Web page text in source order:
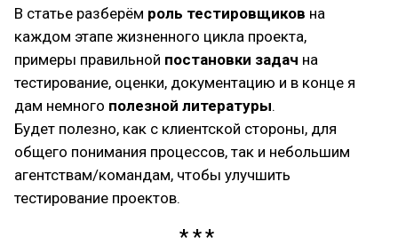
В статье разберём роль тестировщиков на
каждом этапе жизненного цикла проекта,
примеры правильной постановки задач на
тестирование, оценки, документацию и в конце я
дам немного полезной литературы.
Будет полезно, как с клиентской стороны, для
общего понимания процессов, так и небольшим
агентствам/командам, чтобы улучшить
тестирование проектов.